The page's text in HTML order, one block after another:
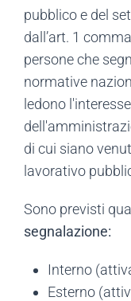
pubblico e del
dall’art. 1
persone che
normative
ledono
di cui siano
lavorativo
Sono previsti
segnalazione:
Interno
Esterno